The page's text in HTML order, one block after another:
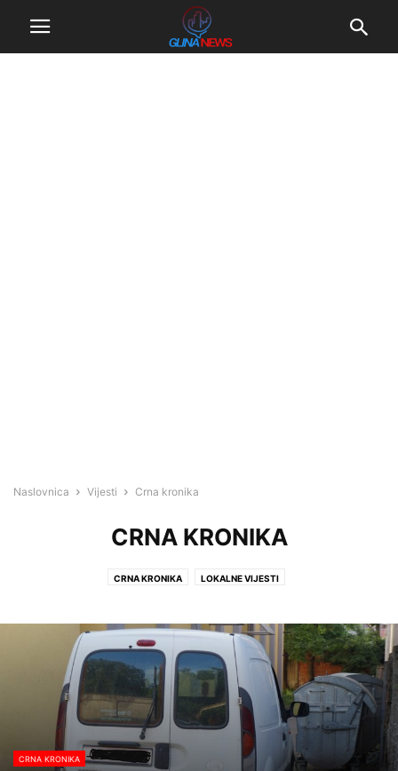
Naslovnica Vijesti Crna kronika
CRNA KRONIKA
CRNA KRONIKA LOKALNE VIJESTI
CRNA KRONIKA